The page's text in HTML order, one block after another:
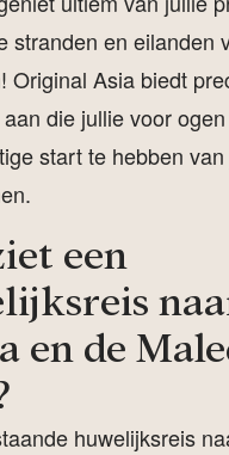
stranden en eilanden
Original Asia biedt
die jullie voor
start te hebben
een
en de
huwelijksreis